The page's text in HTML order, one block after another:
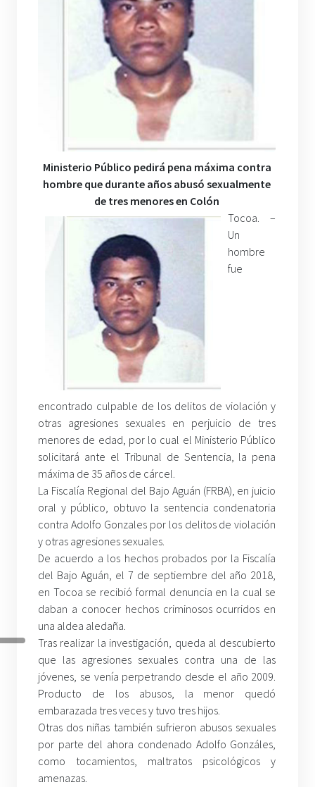
Ministerio Público pedirá pena máxima contra
hombre que durante años abusó sexualmente
de tres menores en Colón
Tocoa. –
Un
hombre
fue
encontrado culpable de los delitos de violación y
otras agresiones sexuales en perjuicio de tres
menores de edad, por lo cual el Ministerio Público
solicitará ante el Tribunal de Sentencia, la pena
máxima de 35 años de cárcel.
La Fiscalía Regional del Bajo Aguán (FRBA), en juicio
oral y público, obtuvo la sentencia condenatoria
contra Adolfo Gonzales por los delitos de violación
y otras agresiones sexuales.
De acuerdo a los hechos probados por la Fiscalía
del Bajo Aguán, el 7 de septiembre del año 2018,
en Tocoa se recibió formal denuncia en la cual se
daban a conocer hechos criminosos ocurridos en
una aldea aledaña.
Tras realizar la investigación, queda al descubierto
que las agresiones sexuales contra una de las
jóvenes, se venía perpetrando desde el año 2009.
Producto de los abusos, la menor quedó
embarazada tres veces y tuvo tres hijos.
Otras dos niñas también sufrieron abusos sexuales
por parte del ahora condenado Adolfo Gonzáles,
como tocamientos, maltratos psicológicos y
amenazas.